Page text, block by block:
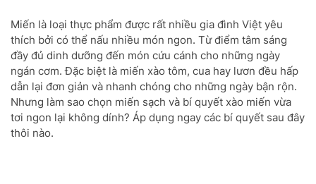
Miến là loại thực phẩm được rất nhiều gia đình Việt yêu
thích bởi có thể nấu nhiều món ngon. Từ điểm tâm sáng
đầy đủ dinh dưỡng đến món cứu cánh cho những ngày
ngán cơm. Đặc biệt là miến xào tôm, cua hay lươn đều hấp
dẫn lại đơn giản và nhanh chóng cho những ngày bận rộn.
Nhưng làm sao chọn miến sạch và bí quyết xào miến vừa
tơi ngon lại không dính? Áp dụng ngay các bí quyết sau đây
thôi nào.